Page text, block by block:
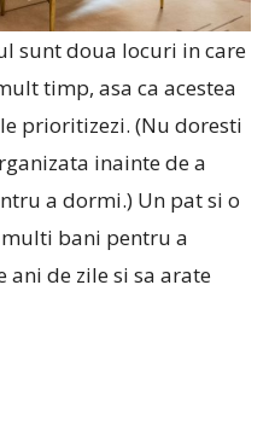
sunt doua locuri in care
timp, asa ca acestea
prioritizezi. (Nu doresti
inainte de a
a dormi.) Un pat si o
bani pentru a
ani de zile si sa arate